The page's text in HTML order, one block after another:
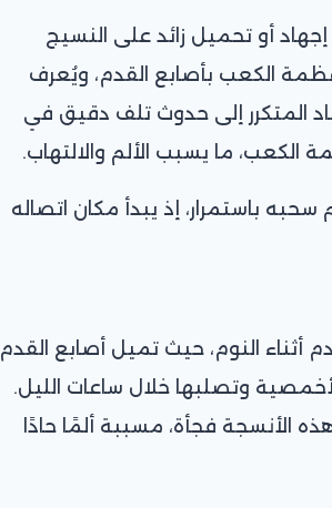
أو تحميل زائد على النسيج
الكعب بأصابع القدم، ويُعرف
المتكرر إلى حدوث تلف دقيق في
الكعب، ما يسبب الألم والالتهاب.
باستمرار، إذ يبدأ مكان اتصاله
أثناء النوم، حيث تميل أصابع القدم
وتصلبها خلال ساعات الليل.
الأنسجة فجأة، مسببة ألمًا حادًا